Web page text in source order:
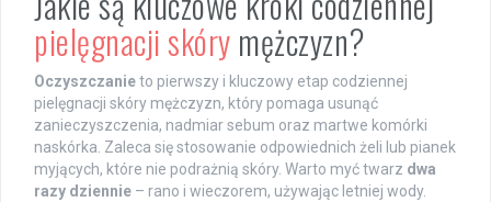
pielęgnacji skóry mężczyzn?
Oczyszczanieto pierwszy i kluczowy etap codziennej
pielęgnacji skóry mężczyzn, który pomaga usunąć
zanieczyszczenia, nadmiar sebum oraz martwe komórki
naskórka. Zaleca się stosowanie odpowiednich żeli lub pianek
myjących, które nie podrażnią skóry. Warto myć twarz dwa
razy dziennie – rano i wieczorem, używając letniej wody.